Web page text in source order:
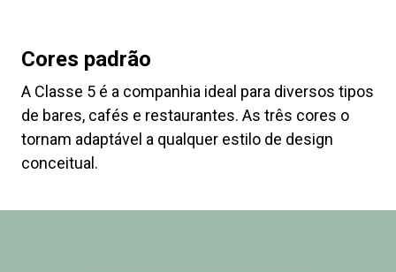
Cores padrão
A Classe 5 é a companhia ideal para diversos tipos
de bares, cafés e restaurantes. As três cores o
tornam adaptável a qualquer estilo de design
conceitual.